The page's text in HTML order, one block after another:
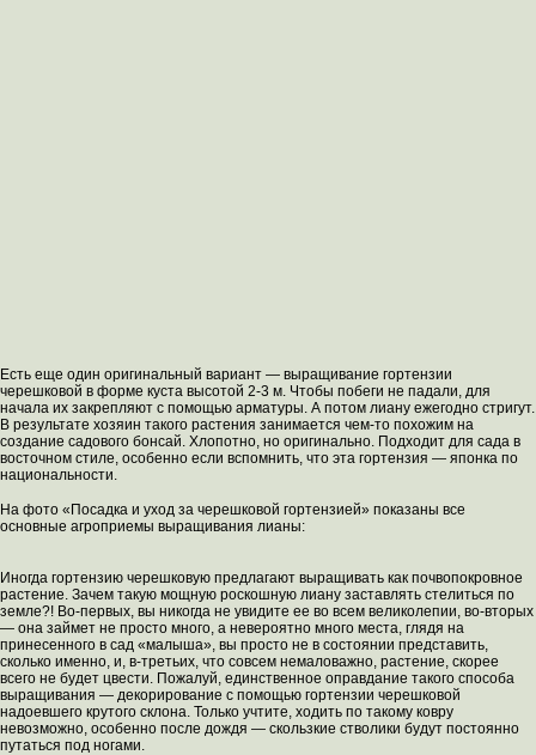
Есть еще один оригинальный вариант — выращивание гортензии
черешковой в форме куста высотой 2-3 м. Чтобы побеги не падали, для
начала их закрепляют с помощью арматуры. А потом лиану ежегодно стригут.
В результате хозяин такого растения занимается чем-то похожим на
создание садового бонсай. Хлопотно, но оригинально. Подходит для сада в
восточном стиле, особенно если вспомнить, что эта гортензия — японка по
национальности.
На фото «Посадка и уход за черешковой гортензией» показаны все
основные агроприемы выращивания лианы:
Иногда гортензию черешковую предлагают выращивать как почвопокровное
растение. Зачем такую мощную роскошную лиану заставлять стелиться по
земле?! Во-первых, вы никогда не увидите ее во всем великолепии, во-вторых
— она займет не просто много, а невероятно много места, глядя на
принесенного в сад «малыша», вы просто не в состоянии представить,
сколько именно, и, в-третьих, что совсем немаловажно, растение, скорее
всего не будет цвести. Пожалуй, единственное оправдание такого способа
выращивания — декорирование с помощью гортензии черешковой
надоевшего крутого склона. Только учтите, ходить по такому ковру
невозможно, особенно после дождя — скользкие стволики будут постоянно
путаться под ногами.